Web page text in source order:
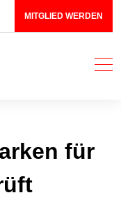
MITGLIED WERDEN
für